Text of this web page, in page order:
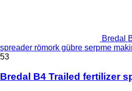
Bredal
spreader römork gübre serpme
53
Bredal B4 Trailed fertilizer